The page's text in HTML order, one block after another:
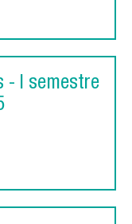
- I semestre